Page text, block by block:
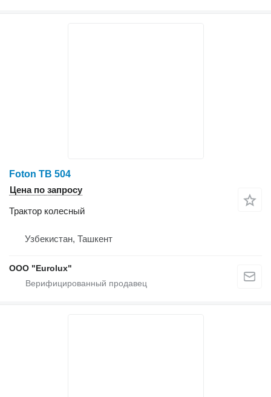
Foton TB 504
Цена по запросу
Трактор колесный
Узбекистан, Ташкент
ООО "Eurolux"